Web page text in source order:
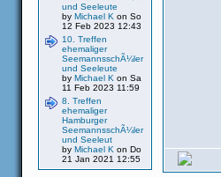
und Seeleute
by Michael K on So
12 Feb 2023 12:43
10. Treffen
ehemaliger
SeemannsschÃ¼ler
und Seeleute
by Michael K on Sa
11 Feb 2023 11:59
8. Treffen
ehemaliger
Hamburger
SeemannsschÃ¼ler
und Seeleut
by Michael K on Do
21 Jan 2021 12:55